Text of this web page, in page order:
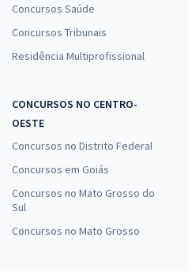
Concursos Saúde
Concursos Tribunais
Residência Multiprofissional
CONCURSOS NO CENTRO-
OESTE
Concursos no Distrito Federal
Concursos em Goiás
Concursos no Mato Grosso do
Sul
Concursos no Mato Grosso